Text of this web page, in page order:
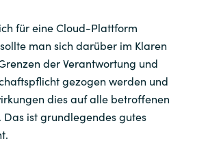
für eine Cloud-Plattform
man sich darüber im Klaren
der Verantwortung und
gezogen werden und
dies auf alle betroffenen
Das ist grundlegendes gutes